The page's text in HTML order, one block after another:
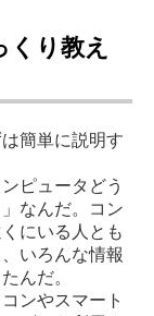
り教え
簡単に説明す
ピュータどう
なんだ。コン
にいる人とも
いろんな情報
んだ。
ンやスマート